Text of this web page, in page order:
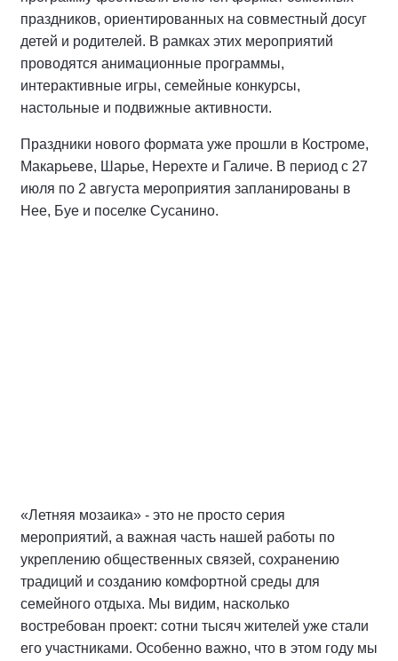
праздников, ориентированных на совместный досуг
детей и родителей. В рамках этих мероприятий
проводятся анимационные программы,
интерактивные игры, семейные конкурсы,
настольные и подвижные активности.
Праздники нового формата уже прошли в Костроме,
Макарьеве, Шарье, Нерехте и Галиче. В период с 27
июля по 2 августа мероприятия запланированы в
Нее, Буе и поселке Сусанино.
«Летняя мозаика» - это не просто серия
мероприятий, а важная часть нашей работы по
укреплению общественных связей, сохранению
традиций и созданию комфортной среды для
семейного отдыха. Мы видим, насколько
востребован проект: сотни тысяч жителей уже стали
его участниками. Особенно важно, что в этом году мы